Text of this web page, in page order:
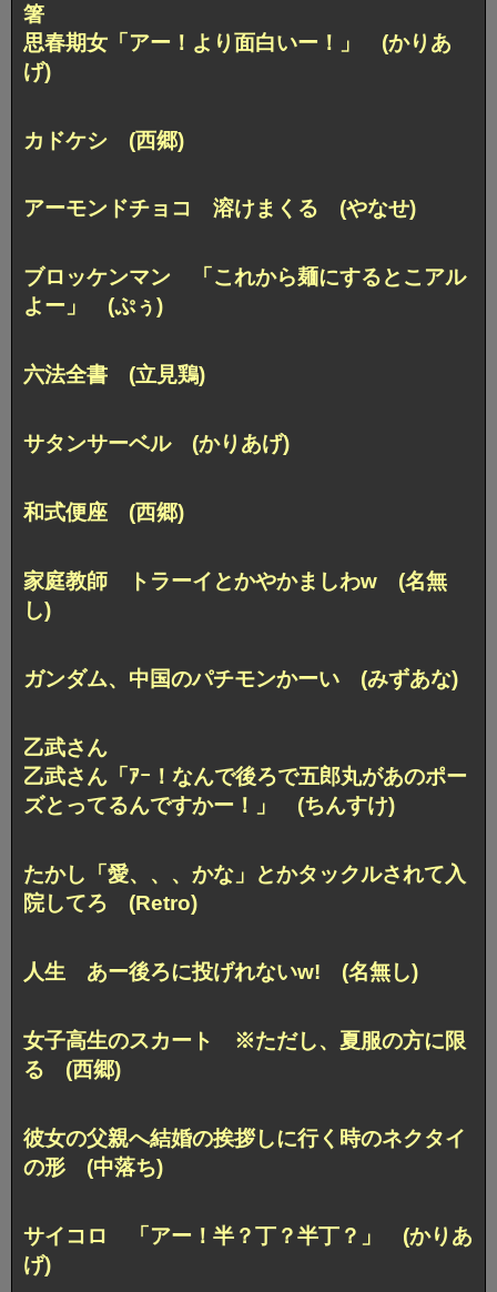
箸
思春期女「アー！より面白いー！」 (かりあ
げ)
カドケシ (西郷)
アーモンドチョコ 溶けまくる (やなせ)
ブロッケンマン
「これから麺にするとこアル
よー」 (ぷぅ)
六法全書 (立見鶏)
サタンサーベル (かりあげ)
和式便座 (西郷)
家庭教師
トラーイとかやかましわw (名無
し)
ガンダム、中国のパチモンかーい (みずあな)
乙武さん
乙武さん「ｱｰ！なんで後ろで五郎丸があのポー
ズとってるんですかー！」 (ちんすけ)
たかし「愛、、、かな」
とかタックルされて入
院してろ (Retro)
人生 あー後ろに投げれないw! (名無し)
女子高生のスカート ※ただし、夏服の方に限
る (西郷)
彼女の父親へ結婚の挨拶しに行く時のネクタイ
の形 (中落ち)
サイコロ
「アー！半？丁？半丁？」 (かりあ
げ)